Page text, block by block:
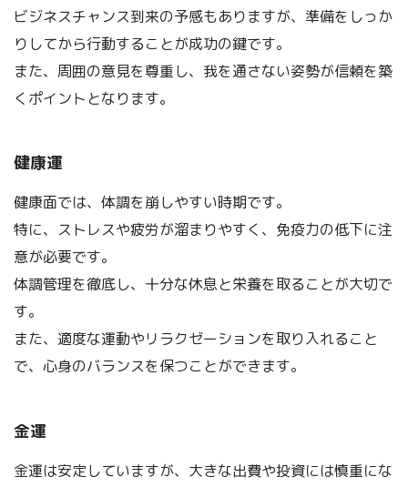
ビジネスチャンス到来の予感もありますが、準備をしっか
りしてから行動することが成功の鍵です。
また、周囲の意見を尊重し、我を通さない姿勢が信頼を築
くポイントとなります。
健康運
健康面では、体調を崩しやすい時期です。
特に、ストレスや疲労が溜まりやすく、免疫力の低下に注
意が必要です。
体調管理を徹底し、十分な休息と栄養を取ることが大切で
す。
また、適度な運動やリラクゼーションを取り入れること
で、心身のバランスを保つことができます。
金運
金運は安定していますが、大きな出費や投資には慎重にな